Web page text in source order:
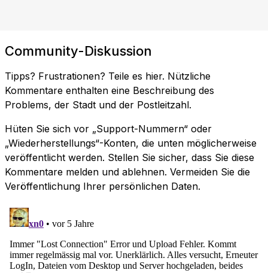
Community-Diskussion
Tipps? Frustrationen? Teile es hier. Nützliche
Kommentare enthalten eine Beschreibung des
Problems, der Stadt und der Postleitzahl.
Hüten Sie sich vor „Support-Nummern“ oder
„Wiederherstellungs“-Konten, die unten möglicherweise
veröffentlicht werden. Stellen Sie sicher, dass Sie diese
Kommentare melden und ablehnen. Vermeiden Sie die
Veröffentlichung Ihrer persönlichen Daten.